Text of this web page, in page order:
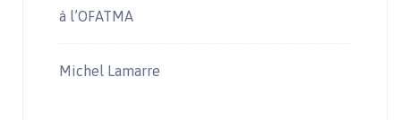
à l’OFATMA
Michel Lamarre